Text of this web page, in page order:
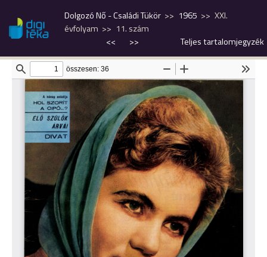
Dolgozó Nő - Családi Tükör 1965
XXI.
évfolyam
11. szám
<<
>> Teljes tartalomjegyzék